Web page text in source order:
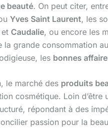
beauté. On peut citer,
Yves Saint Laurent, les
et Caudalie, ou encore les
la grande consommation
les bonnes
le marché des produits
cosmétique. Loin
répondant à des
passion pour la